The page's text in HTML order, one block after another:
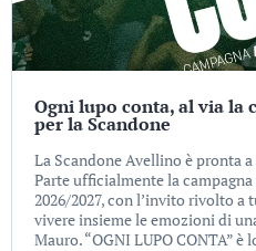
Ogni lupo conta, al via la
per la Scandone
La Scandone Avellino è pronta
Parte ufficialmente la
2026/2027, con l’invito rivolto
vivere insieme le emozioni di
Mauro. “OGNI LUPO CONTA”